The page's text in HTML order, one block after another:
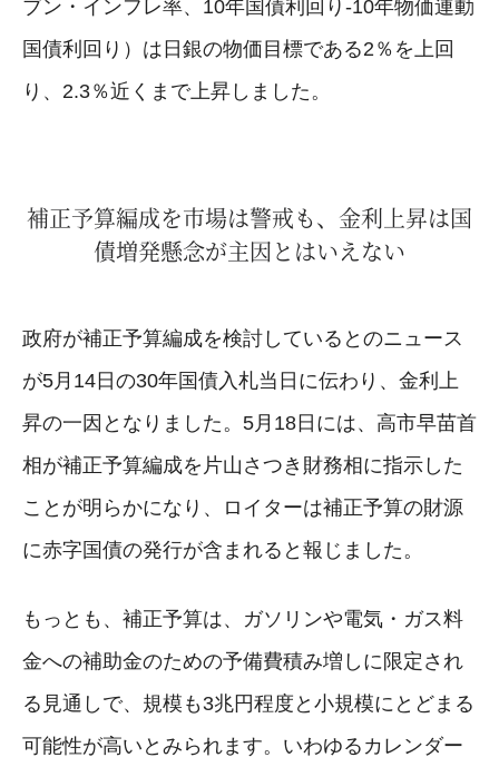
ブン・インフレ率、10年国債利回り-10年物価連動
国債利回り）は日銀の物価目標である2％を上回
り、2.3％近くまで上昇しました。
補正予算編成を市場は警戒も、金利上昇は国
債増発懸念が主因とはいえない
政府が補正予算編成を検討しているとのニュース
が5月14日の30年国債入札当日に伝わり、金利上
昇の一因となりました。5月18日には、高市早苗首
相が補正予算編成を片山さつき財務相に指示した
ことが明らかになり、ロイターは補正予算の財源
に赤字国債の発行が含まれると報じました。
もっとも、補正予算は、ガソリンや電気・ガス料
金への補助金のための予備費積み増しに限定され
る見通しで、規模も3兆円程度と小規模にとどまる
可能性が高いとみられます。いわゆるカレンダー